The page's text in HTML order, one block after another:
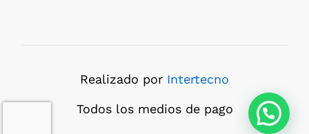
Realizado por Intertecno
Todos los medios de pago